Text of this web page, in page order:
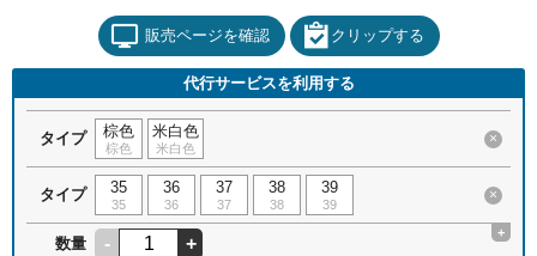
販売ページを確認 クリップする
代行サービスを利用する
タイプ 棕色
棕色
米白色
米白色
×
タイプ 35
35
36
36
37
37
38
38
39
39
×
数量 - +
+